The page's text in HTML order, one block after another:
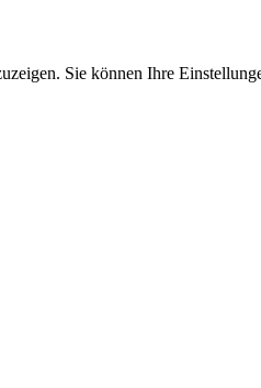
Sie können Ihre